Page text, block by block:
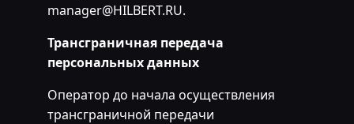
manager@HILBERT.RU.
Трансграничная передача
персональных данных
Оператор до начала осуществления
трансграничной передачи